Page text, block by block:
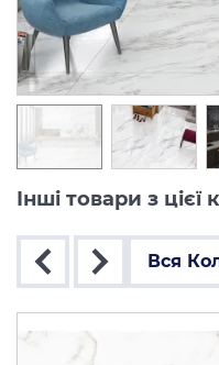
Інші товари з цієї
Вся